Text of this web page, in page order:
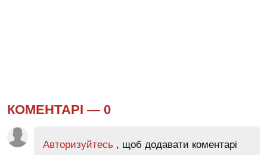
КОМЕНТАРІ — 0
Авторизуйтесь , щоб додавати коментарі